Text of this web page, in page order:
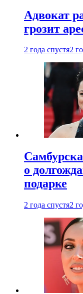
Адвокат
грозит
2 года спустя2
о
подарке
2 года спустя2